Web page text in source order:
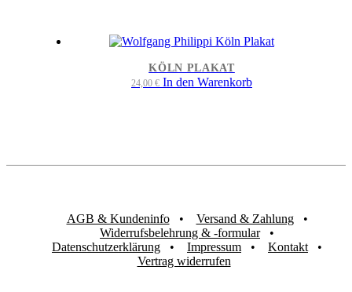
KÖLN PLAKAT
24,00 € In den Warenkorb
AGB & Kundeninfo
Versand & Zahlung
Widerrufsbelehrung & -formular
Datenschutzerklärung
Impressum
Kontakt
Vertrag widerrufen